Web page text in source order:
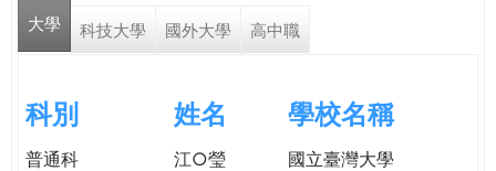
e
e
大學 科技大學 國外大學 高中職
科別 姓名 學校名稱
普通科 江○瑩
國立臺灣大學